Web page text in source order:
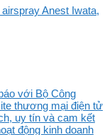
Anest Iwata,
với Bộ Công
thương mại điện tử
uy tín và cam kết
động kinh doanh